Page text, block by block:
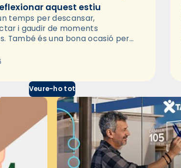
aquest estiu
temps per descansar,
i gaudir de moments
També és una bona ocasió per
reflexionar sobre les…
Veure-ho tot